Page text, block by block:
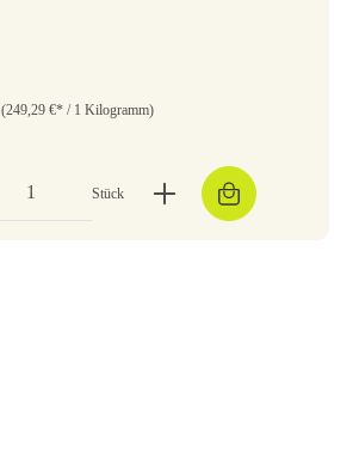
(249,29 €* / 1 Kilogramm)
Stück